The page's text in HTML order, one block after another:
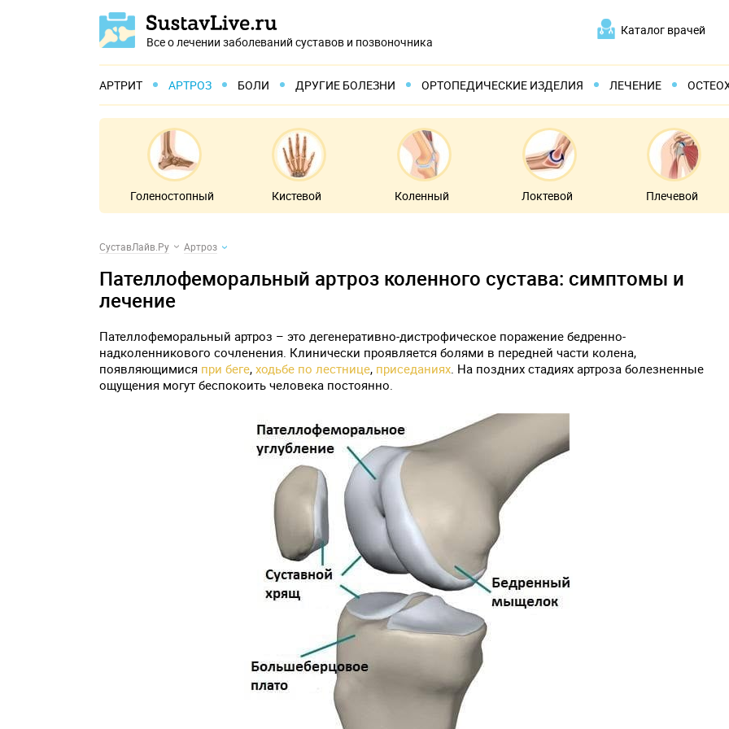
Все о лечении заболеваний суставов и позвоночника
Каталог врачей
АРТРИТ АРТРОЗ БОЛИ ДРУГИЕ БОЛЕЗНИ ОРТОПЕДИЧЕСКИЕ ИЗДЕЛИЯ ЛЕЧЕНИЕ
Голеностопный Кистевой Коленный Локтевой Плечевой
СуставЛайв.Ру Артроз
Пателлофеморальный артроз коленного сустава: симптомы и
лечение
Пателлофеморальный артроз – это дегенеративно-дистрофическое поражение бедренно-
надколенникового сочленения. Клинически проявляется болями в передней части колена,
появляющимися при беге, ходьбе по лестнице, приседаниях. На поздних стадиях артроза болезненные
ощущения могут беспокоить человека постоянно.